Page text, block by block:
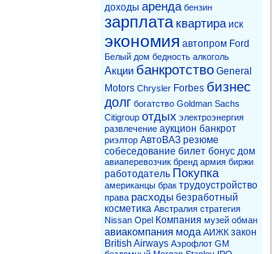
доходы аренда бензин
зарплата квартира иск
экономия автопром Ford
Белый дом бедность алкоголь
Акции банкротство General
Motors Chrysler Forbes бизнес
долг богатство Goldman Sachs
Citigroup отдых электроэнергия
развлечение аукцион банкрот
риэлтор АвтоВАЗ резюме
собеседование билет бонус дом
авиаперевозчик бренд армия биржи
работодатель Покупка
американцы брак трудоустройство
права расходы безработный
косметика Австралия стратегия
Nissan Opel Компания музей обман
авиакомпания мода АИЖК закон
British Airways Аэрофлот GM